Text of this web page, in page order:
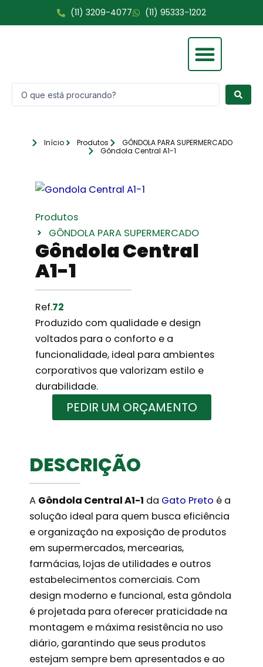
para
(11) 3209-4077 (11) 95333-1202
Início Produtos
GÔNDOLA PARA SUPERMERCADO
Gôndola Central A1-1
Produtos
GÔNDOLA PARA SUPERMERCADO
Gôndola Central
A1-1
Ref.72
Produzido com qualidade e design
voltados para o conforto e a
funcionalidade, ideal para ambientes
corporativos que valorizam estilo e
durabilidade.
PEDIR UM ORÇAMENTO
DESCRIÇÃO
A Gôndola Central A1-1 da Gato Preto é a
solução ideal para quem busca eficiência
e organização na exposição de produtos
em supermercados, mercearias,
farmácias, lojas de utilidades e outros
estabelecimentos comerciais. Com
design moderno e funcional, esta gôndola
é projetada para oferecer praticidade na
montagem e máxima resistência no uso
diário, garantindo que seus produtos
estejam sempre bem apresentados e ao